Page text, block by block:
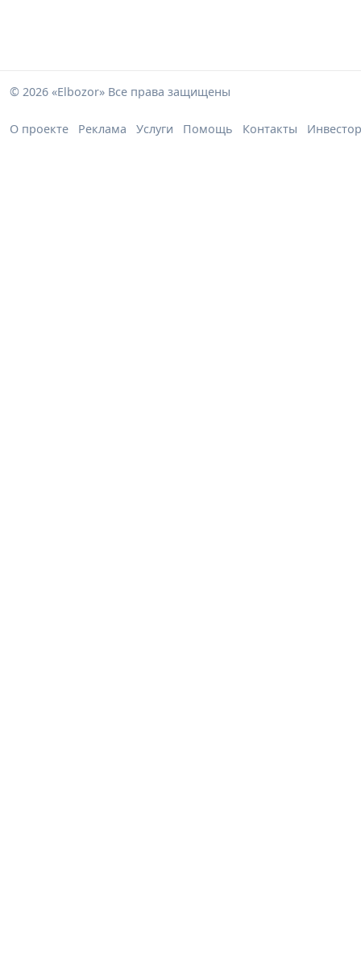
© 2026 «Elbozor» Все права защищены
О проекте Реклама Услуги Помощь Контакты